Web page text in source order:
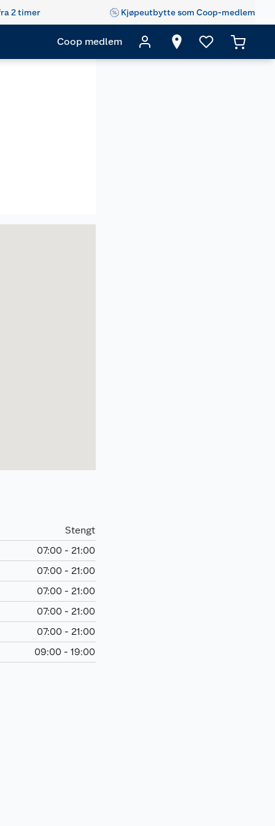
2 timer Kjøpeutbytte som Coop-medlem
Coop medlem
Stengt
07:00 - 21:00
07:00 - 21:00
07:00 - 21:00
07:00 - 21:00
07:00 - 21:00
09:00 - 19:00